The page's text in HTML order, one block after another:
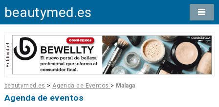
beautymed.es
beautymed.es >Agenda de Eventos > Málaga
Agenda de eventos